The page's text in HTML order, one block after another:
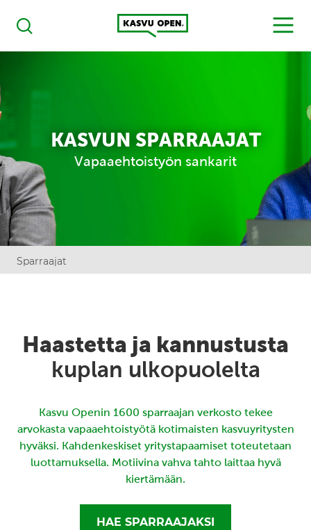
Haku
Kasvu Open
MENU
KASVUN SPARRAAJAT
Vapaaehtoistyön sankarit
Sparraajat
Haastetta ja kannustusta
kuplan ulkopuolelta
Kasvu Openin 1600 sparraajan verkosto tekee
arvokasta vapaaehtoistyötä kotimaisten kasvuyritysten
hyväksi. Kahdenkeskiset yritystapaamiset toteutetaan
luottamuksella. Motiivina vahva tahto laittaa hyvä
kiertämään.
HAE SPARRAAJAKSI